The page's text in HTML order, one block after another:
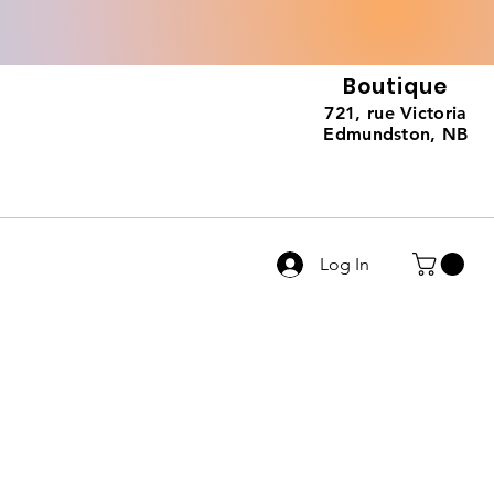
Boutique
721, rue Victoria
Edmundston, NB
Log In